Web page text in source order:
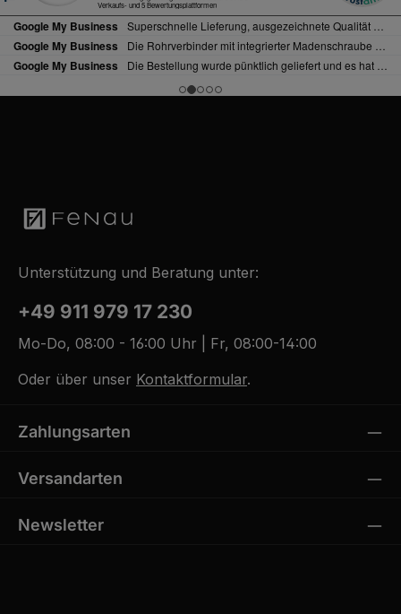
Unterstützung und Beratung unter:
+49 911 979 17 230
Mo-Do, 08:00 - 16:00 Uhr | Fr, 08:00-14:00
Oder über unser Kontaktformular.
Zahlungsarten
Versandarten
Newsletter